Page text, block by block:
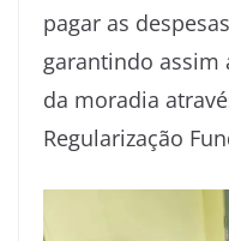
pagar as
garantindo assim
da moradia
Regularização